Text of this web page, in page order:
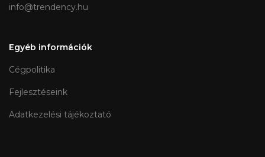
info@trendency.hu
Egyéb információk
Cégpolitika
Fejlesztéseink
Adatkezelési tájékoztató